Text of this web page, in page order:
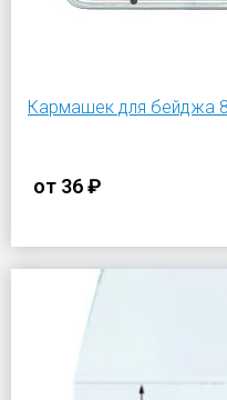
Кармашек для бейджа
от 36 ₽